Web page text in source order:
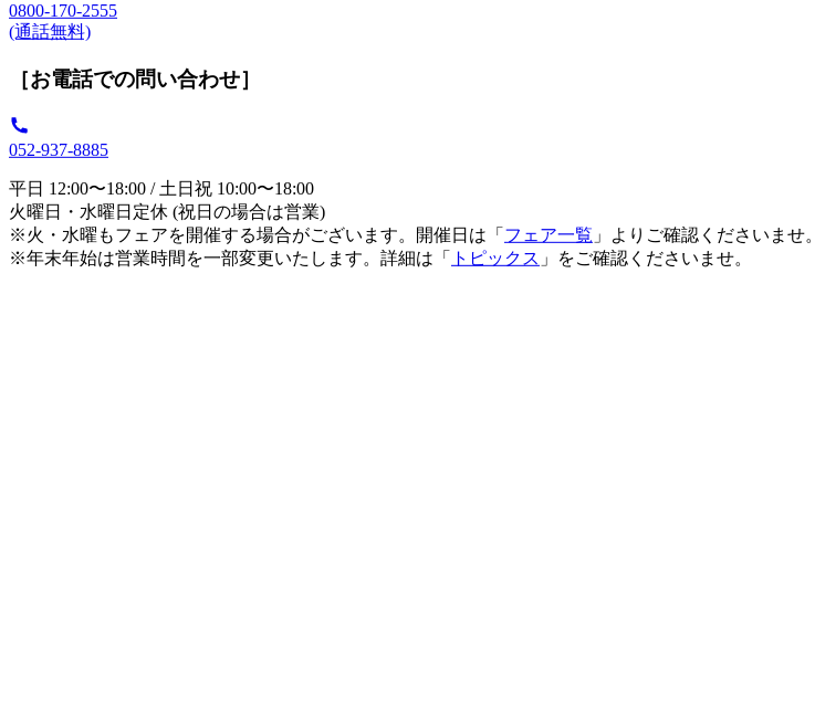
0800-170-2555
(通話無料)
［お電話での問い合わせ］
052-937-8885
平日 12:00〜18:00 / 土日祝 10:00〜18:00
火曜日・水曜日定休 (祝日の場合は営業)
※火・水曜もフェアを開催する場合がございます。開催日は「 フェア一覧 」よりご確認くださいませ。
※年末年始は営業時間を一部変更いたします。詳細は「
トピックス 」をご確認くださいませ。